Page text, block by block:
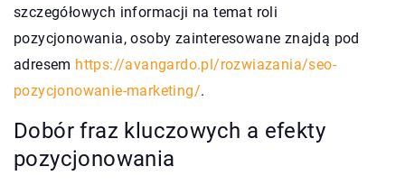
szczegółowych informacji na temat roli
pozycjonowania, osoby zainteresowane znajdą pod
adresem https://avangardo.pl/rozwiazania/seo-
pozycjonowanie-marketing/.
Dobór fraz kluczowych a efekty
pozycjonowania